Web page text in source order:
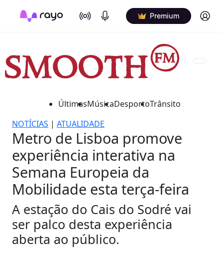
On Air Podcasts Premium Log in
ÚltimasMúsicaDesportoTrânsito
NOTÍCIAS | ATUALIDADE
Metro de Lisboa promove
experiência interativa na
Semana Europeia da
Mobilidade esta terça-feira
A estação do Cais do Sodré vai
ser palco desta experiência
aberta ao público.